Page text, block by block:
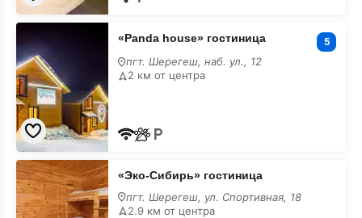
«Panda
house»
гостиница
«Panda house» гостиница 5
пгт. Шерегеш, наб. ул., 12
2 км от центра
«Эко-
Сибирь»
гостиница
«Эко-Сибирь» гостиница
пгт. Шерегеш, ул. Спортивная, 18
2.9 км от центра